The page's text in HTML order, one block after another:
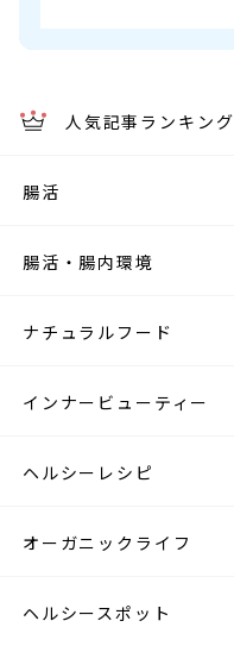
人気記事ランキング
腸活
腸活・腸内環境
ナチュラルフード
インナービューティー
ヘルシーレシピ
オーガニックライフ
ヘルシースポット